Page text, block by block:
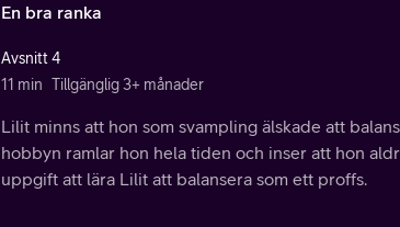
En bra ranka
Avsnitt 4
11 min Tillgänglig 3+ månader
Lilit minns att hon som svampling älskade att
hobbyn ramlar hon hela tiden och inser att hon
uppgift att lära Lilit att balansera som ett proffs.